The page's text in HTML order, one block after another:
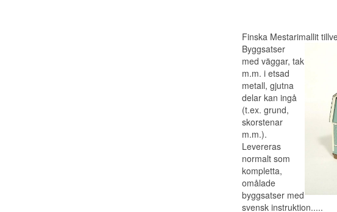
Finska Mestarimallit
Byggsatser
med väggar, tak
m.m. i etsad
metall, gjutna
delar kan ingå
(t.ex. grund,
skorstenar
m.m.).
Levereras
normalt som
kompletta,
omålade
byggsatser med
svensk instruktion.....